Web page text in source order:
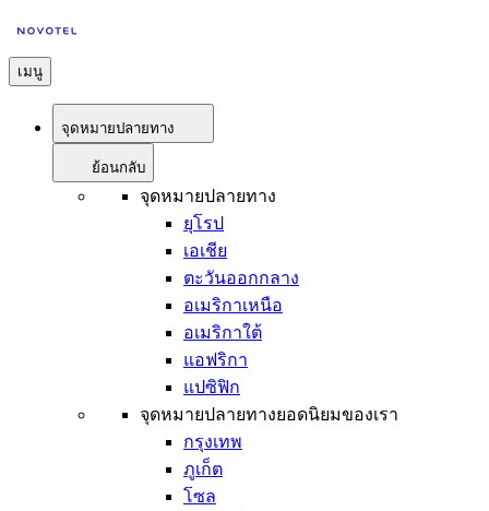
เมนู
จุดหมายปลายทาง
ย้อนกลับ
จุดหมายปลายทาง
ยุโรป
เอเชีย
ตะวันออกกลาง
อเมริกาเหนือ
อเมริกาใต้
แอฟริกา
แปซิฟิก
จุดหมายปลายทางยอดนิยมของเรา
กรุงเทพ
ภูเก็ต
โซล